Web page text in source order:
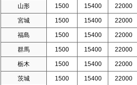
山形 1500 15400 22000
宮城 1500 15400 22000
福島 1500 15400 22000
群馬 1500 15400 22000
栃木 1500 15400 22000
茨城 1500 15400 22000